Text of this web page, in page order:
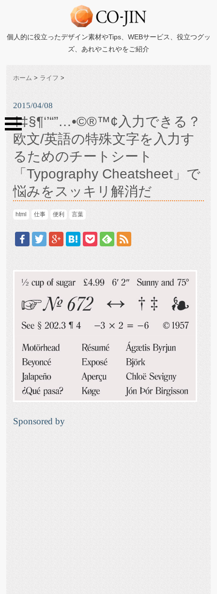
個人的に役立ったデザイン素材やTips、WEBサービス、役立つグッ
ズ、あれやこれやをご紹介
ホーム > ライフ >
2015/04/08
†‡§¶‘’“”…•©®™¢入力できる？
欧文/英語の特殊文字を入力す
るためのチートシート
「Typography Cheatsheet」で
悩みをスッキリ解消だ
html 仕事 便利 言葉
Sponsored by